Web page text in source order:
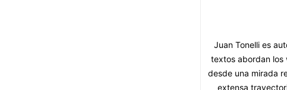
Juan Tonelli es
textos abordan los
desde una mirada
extensa